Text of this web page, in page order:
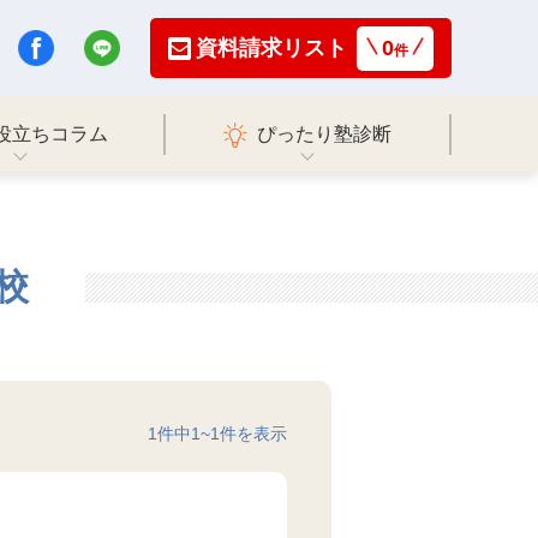
資料請求リスト 0件
立ちコラム ぴったり塾診断
1件中1~1件を表示